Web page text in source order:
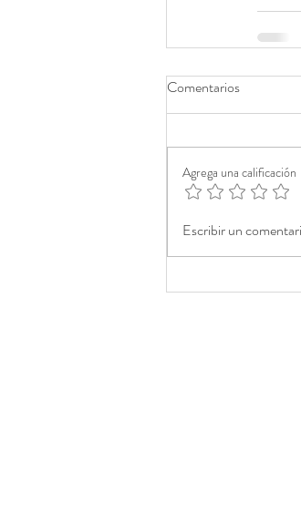
Comentarios
Agrega una calificación
Escribir un